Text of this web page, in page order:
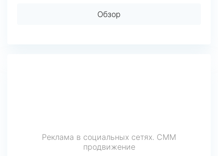
Обзор
Реклама в социальных сетях. СММ
продвижение